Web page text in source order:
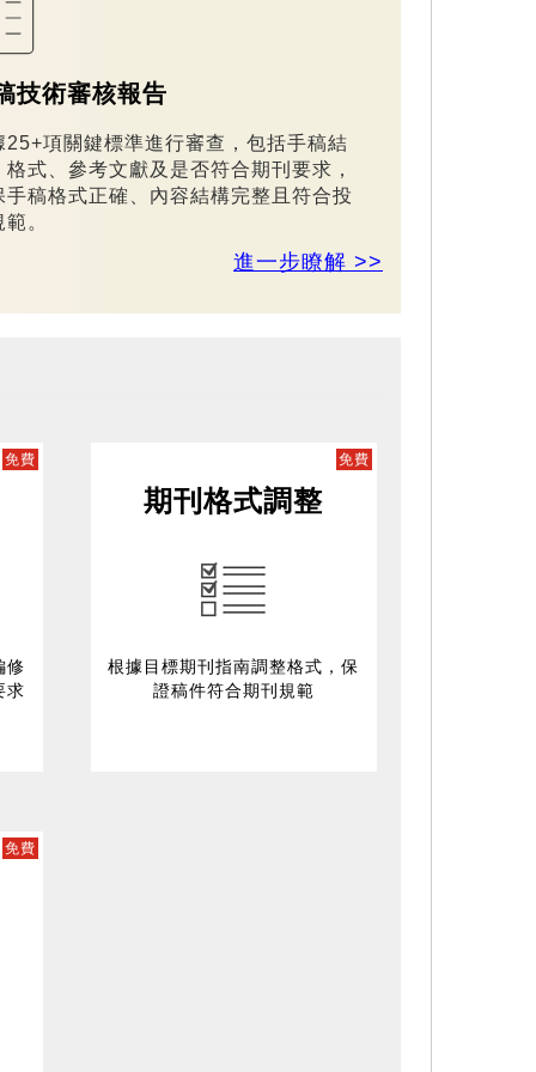
技術審核報告
25+項關鍵標準進行審查，包括手稿結
格式、參考文獻及是否符合期刊要求，
手稿格式正確、內容結構完整且符合投
。
進一步瞭解 >>
免費
修
求
免費
期刊格式調整
根據目標期刊指南調整格式，保
證稿件符合期刊規範
免費